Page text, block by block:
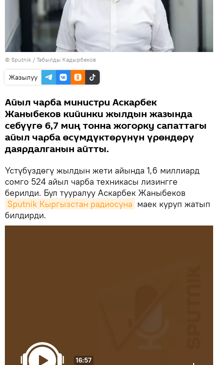
© Sputnik / Табылды Кадырбеков
Жазылуу
Айыл чарба министри Аскарбек
Жаныбеков кийинки жылдын жазында
себүүгө 6,7 миң тонна жогорку сапаттагы
айыл чарба өсүмдүктөрүнүн үрөндөрү
даярдалганын айтты.
Үстүбүздөгү жылдын жети айында 1,6 миллиард
сомго 524 айыл чарба техникасы лизингге
берилди. Бул тууралуу Аскарбек Жаныбеков
Sputnik Кыргызстан радиосуна маек куруп жатып
билдирди.
16:57